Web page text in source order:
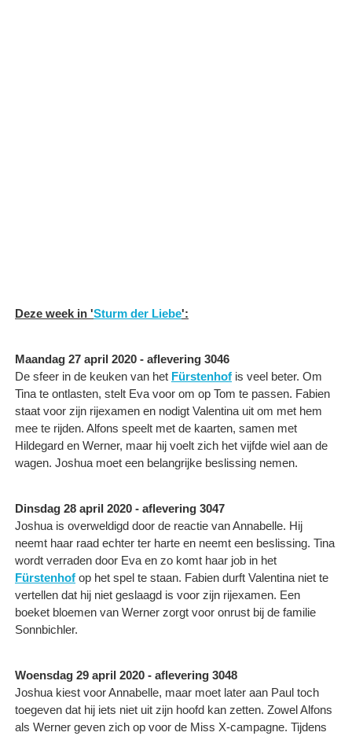
Deze week in 'Sturm der Liebe':
Maandag 27 april 2020 - aflevering 3046
De sfeer in de keuken van het Fürstenhof is veel beter. Om
Tina te ontlasten, stelt Eva voor om op Tom te passen. Fabien
staat voor zijn rijexamen en nodigt Valentina uit om met hem
mee te rijden. Alfons speelt met de kaarten, samen met
Hildegard en Werner, maar hij voelt zich het vijfde wiel aan de
wagen. Joshua moet een belangrijke beslissing nemen.
Dinsdag 28 april 2020 - aflevering 3047
Joshua is overweldigd door de reactie van Annabelle. Hij
neemt haar raad echter ter harte en neemt een beslissing. Tina
wordt verraden door Eva en zo komt haar job in het
Fürstenhof op het spel te staan. Fabien durft Valentina niet te
vertellen dat hij niet geslaagd is voor zijn rijexamen. Een
boeket bloemen van Werner zorgt voor onrust bij de familie
Sonnbichler.
Woensdag 29 april 2020 - aflevering 3048
Joshua kiest voor Annabelle, maar moet later aan Paul toch
toegeven dat hij iets niet uit zijn hoofd kan zetten. Zowel Alfons
als Werner geven zich op voor de Miss X-campagne. Tijdens